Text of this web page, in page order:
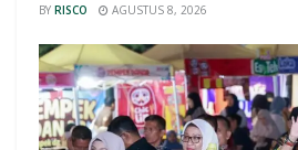
BY RISCO AGUSTUS 8, 2026